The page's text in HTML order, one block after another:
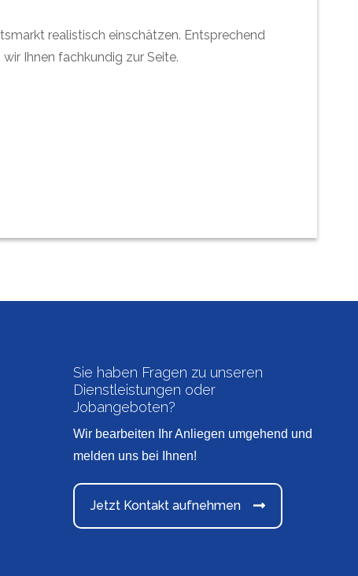
realistisch einschätzen. Entsprechend
Ihnen fachkundig zur Seite.
Sie haben Fragen zu unseren
Dienstleistungen oder
Jobangeboten?
Wir bearbeiten Ihr Anliegen umgehend und
melden uns bei Ihnen!
Jetzt Kontakt aufnehmen